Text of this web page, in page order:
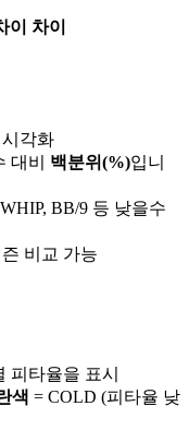
이
차이
시각화
대비 백분위(%)입니
BB/9 등 낮을수
비교 가능
피타율을 표시
색 = COLD (피타율 낮